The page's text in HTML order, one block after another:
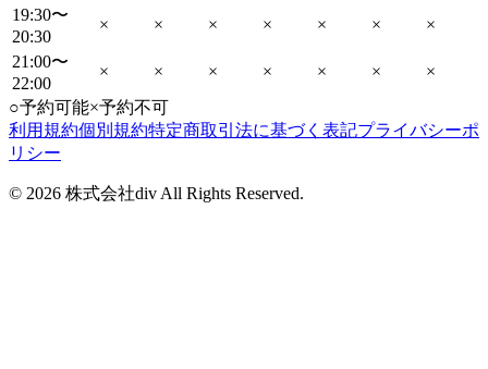
19:30〜
20:30
× × × × × ×
×
21:00〜
22:00
× × × × × ×
×
○予約可能×予約不可
利用規約個別規約特定商取引法に基づく表記プライバシーポ
リシー
© 2026 株式会社div All Rights Reserved.